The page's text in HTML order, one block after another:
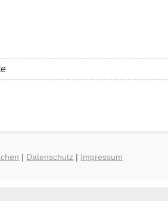
| Datenschutz | Impressum